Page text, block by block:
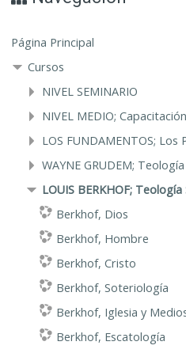
Página Principal
Cursos
NIVEL SEMINARIO
NIVEL MEDIO;
LOS FUNDAMENTOS; Los
WAYNE GRUDEM;
LOUIS BERKHOF;
Berkhof, Dios
Berkhof, Hombre
Berkhof, Cristo
Berkhof, Soteriología
Berkhof, Iglesia y
Berkhof, Escatología